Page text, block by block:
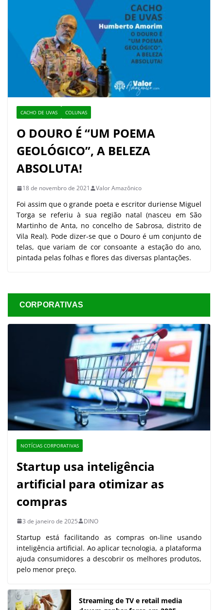
CACHO DE UVAS COLUNAS
O DOURO É “UM POEMA
GEOLÓGICO”, A BELEZA
ABSOLUTA!
18 de novembro de 2021 Valor Amazônico
Foi assim que o grande poeta e escritor duriense Miguel
Torga se referiu à sua região natal (nasceu em São
Martinho de Anta, no concelho de Sabrosa, distrito de
Vila Real). Pode dizer-se que o Douro é um conjunto de
telas, que variam de cor consoante a estação do ano,
pintada pelas folhas e flores das diversas plantações.
CORPORATIVAS
NOTÍCIAS CORPORATIVAS
Startup usa inteligência
artificial para otimizar as
compras
3 de janeiro de 2025 DINO
Startup está facilitando as compras on-line usando
inteligência artificial. Ao aplicar tecnologia, a plataforma
ajuda consumidores a descobrir os melhores produtos,
pelo menor preço.
Streaming de TV e retail media